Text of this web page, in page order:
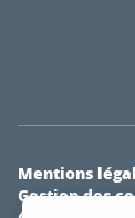
Mentions
Gestion des